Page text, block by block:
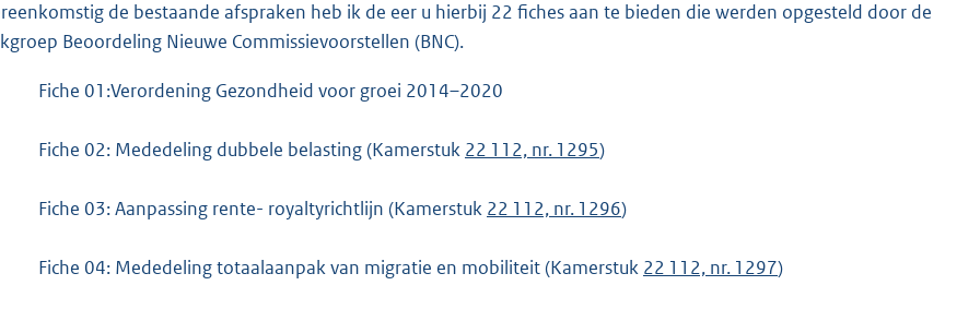
:
6
1
b
de bestaande afspraken heb ik de eer u hierbij 22 fiches aan te bieden die werden opgesteld door de
Beoordeling Nieuwe Commissievoorstellen (BNC).
Fiche 01:Verordening Gezondheid voor groei 2014–2020
Fiche 02: Mededeling dubbele belasting (Kamerstuk 22 112, nr. 1295)
Fiche 03: Aanpassing rente- royaltyrichtlijn (Kamerstuk 22 112, nr. 1296)
Fiche 04: Mededeling totaalaanpak van migratie en mobiliteit (Kamerstuk 22 112, nr. 1297)